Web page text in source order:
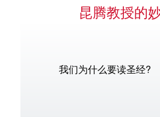
昆腾教授的
我们为什么要读圣经?